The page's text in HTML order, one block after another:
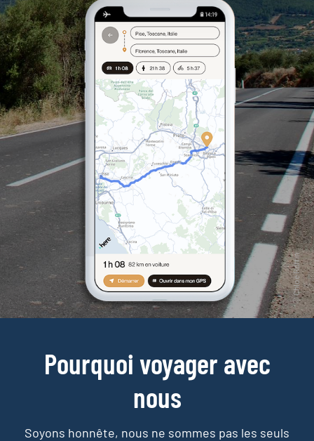
Pourquoi voyager avec
nous
Soyons honnête, nous ne sommes pas les seuls